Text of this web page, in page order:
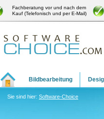
Fachberatung vor und nach dem
Kauf (Telefonisch und per E-Mail)
Bildbearbeitung
Sie sind hier: Software-Choice